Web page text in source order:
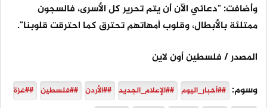
وأضافت: "دعائي الآن أن يتم تحرير كل الأسرى، فالسجون
ممتلئة بالأبطال، وقلوب أمهاتهم تحترق كما احترقت قلوبنا".
المصدر / فلسطين أون لاين
وسوم: ##أخبار_اليوم ##الإعلام_الجديد ##الأردن ##فلسطين ##غزة